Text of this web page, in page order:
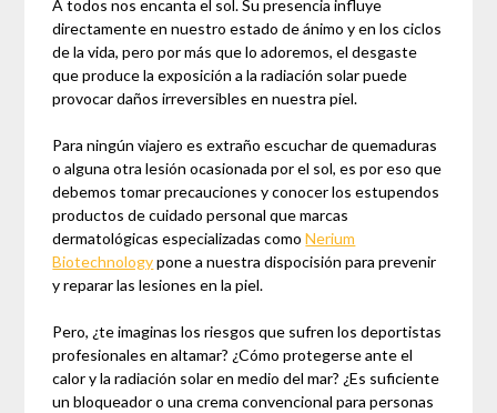
A todos nos encanta el sol. Su presencia influye
directamente en nuestro estado de ánimo y en los ciclos
de la vida, pero por más que lo adoremos, el desgaste
que produce la exposición a la radiación solar puede
provocar daños irreversibles en nuestra piel.
Para ningún viajero es extraño escuchar de quemaduras
o alguna otra lesión ocasionada por el sol, es por eso que
debemos tomar precauciones y conocer los estupendos
productos de cuidado personal que marcas
dermatológicas especializadas comoNerium
Biotechnologypone a nuestra dispocisión para prevenir
y reparar las lesiones en la piel.
Pero, ¿te imaginas los riesgos que sufren los deportistas
profesionales en altamar? ¿Cómo protegerse ante el
calor y la radiación solar en medio del mar? ¿Es suficiente
un bloqueador o una crema convencional para personas